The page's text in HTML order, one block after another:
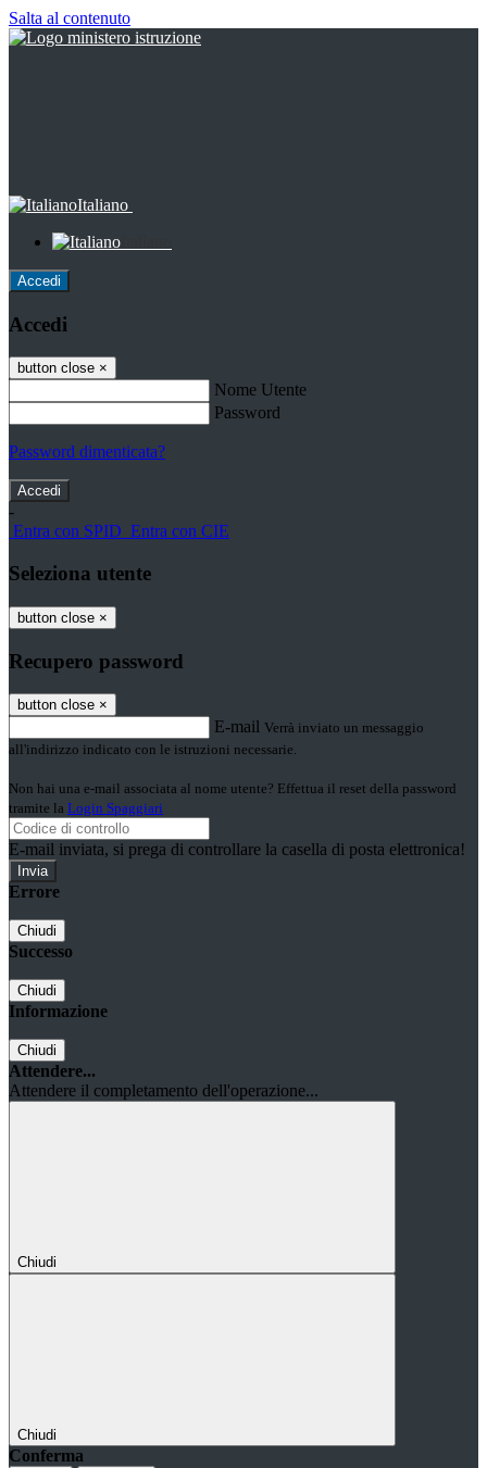
Salta al contenuto
Italiano
Accedi
Accedi
button close ×
Nome Utente
Password
Password dimenticata?
-
Entra con SPID Entra con CIE
Seleziona utente
button close ×
Recupero password
button close ×
E-mail Verrà inviato un messaggio
all'indirizzo indicato con le istruzioni necessarie.
Non hai una e-mail associata al nome utente? Effettua il reset della password
tramite la Login Spaggiari
E-mail inviata, si prega di controllare la casella di posta elettronica!
Errore
Chiudi
Successo
Chiudi
Informazione
Chiudi
Attendere...
Attendere il completamento dell'operazione...
Chiudi
Chiudi
Conferma